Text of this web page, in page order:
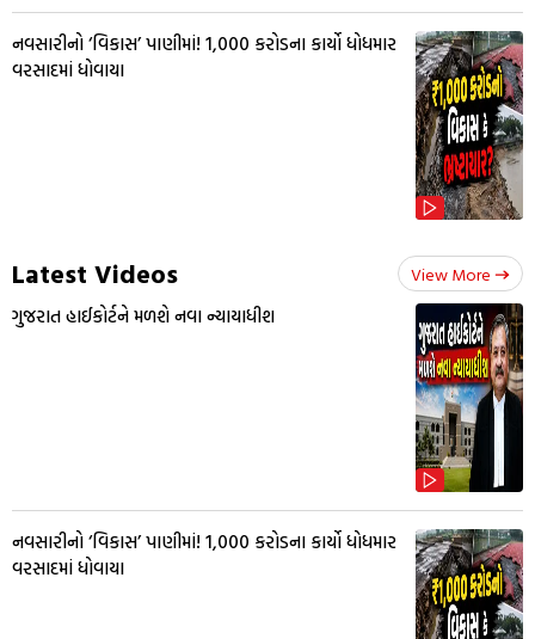
નવસારીનો ‘વિકાસ’ પાણીમાં! ₹1,000 કરોડના કાર્યો ધોધમાર
વરસાદમાં ધોવાયા
Latest Videos View More
ગુજરાત હાઈકોર્ટને મળશે નવા ન્યાયાધીશ
નવસારીનો ‘વિકાસ’ પાણીમાં! ₹1,000 કરોડના કાર્યો ધોધમાર
વરસાદમાં ધોવાયા